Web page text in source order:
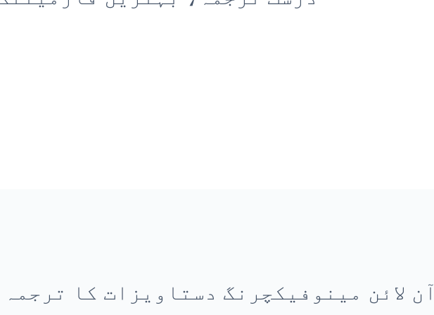
آن لائن مینوفیکچرنگ دستاویزات کا